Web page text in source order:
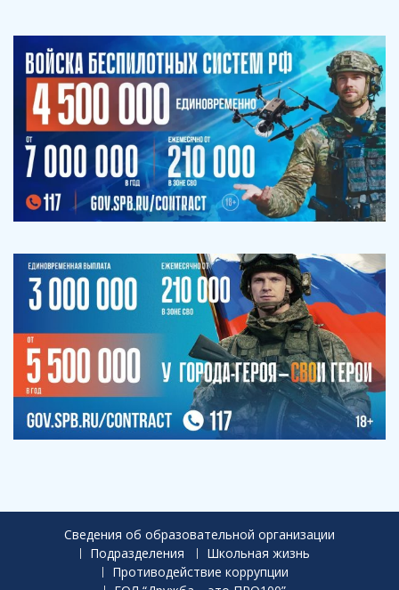
Сведения об образовательной организации
Подразделения
Школьная жизнь
Противодействие коррупции